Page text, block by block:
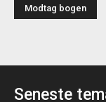
Seneste